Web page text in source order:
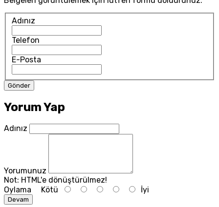
Adınız
Telefon
E-Posta
Yorum Yap
Adınız
Yorumunuz
Not: HTML'e dönüştürülmez!
Oylama Kötü İyi
Devam